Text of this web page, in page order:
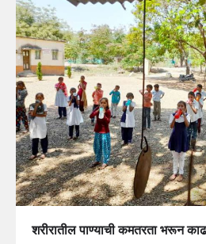
शरीरातील पाण्याची कमतरता भरून